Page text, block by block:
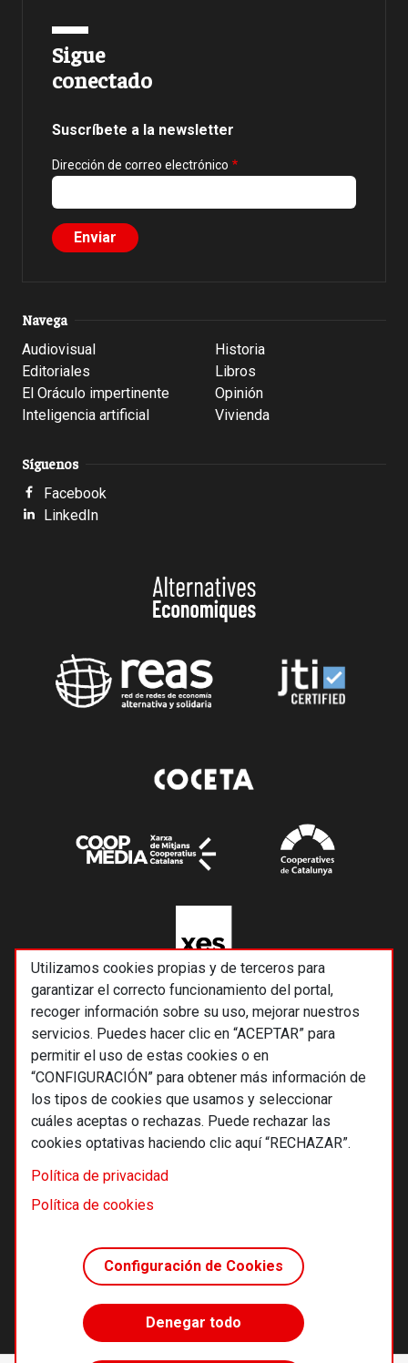
Utilizamos cookies propias y de terceros para
garantizar el correcto funcionamiento del portal,
recoger información sobre su uso, mejorar nuestros
servicios. Puedes hacer clic en “ACEPTAR” para
permitir el uso de estas cookies o en
“CONFIGURACIÓN” para obtener más información de
los tipos de cookies que usamos y seleccionar
cuáles aceptas o rechazas. Puede rechazar las
cookies optativas haciendo clic aquí “RECHAZAR”.
Política de privacidad
Política de cookies
Configuración de Cookies
Denegar todo
Sigue
conectado
Suscríbete a la newsletter
Dirección de correo electrónico
Navega
Audiovisual
Editoriales
El Oráculo impertinente
Inteligencia artificial
Historia
Libros
Opinión
Vivienda
Síguenos
Facebook
LinkedIn
© 2026 Alternativas económicas SCCL
Footer
Términos y condiciones de uso
Política de cookies
Principios editoriales